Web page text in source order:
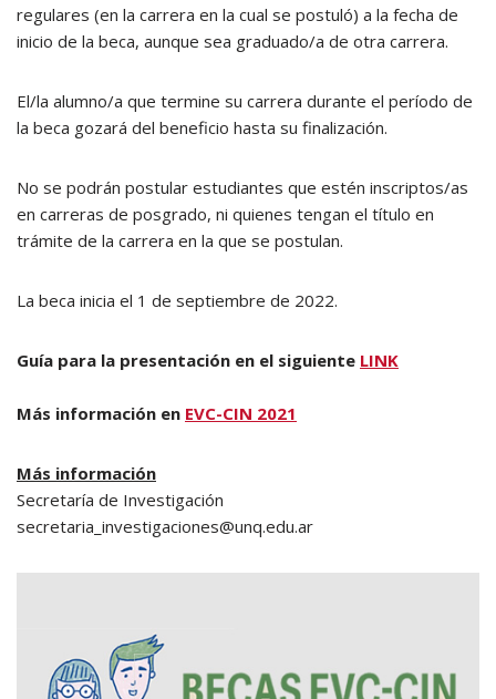
regulares (en la carrera en la cual se postuló) a la fecha de
inicio de la beca, aunque sea graduado/a de otra carrera.
El/la alumno/a que termine su carrera durante el período de
la beca gozará del beneficio hasta su finalización.
No se podrán postular estudiantes que estén inscriptos/as
en carreras de posgrado, ni quienes tengan el título en
trámite de la carrera en la que se postulan.
La beca inicia el 1 de septiembre de 2022.
Guía para la presentación en el siguiente LINK
Más información en EVC-CIN 2021
Más información
Secretaría de Investigación
secretaria_investigaciones@unq.edu.ar